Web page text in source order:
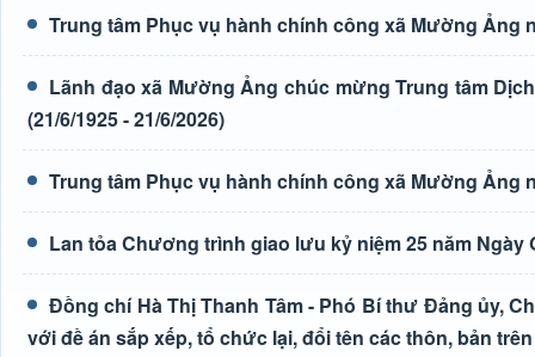
Trung tâm Phục vụ hành chính công xã Mường Ảng
Lãnh đạo xã Mường Ảng chúc mừng Trung tâm
(21/6/1925 - 21/6/2026)
Trung tâm Phục vụ hành chính công xã Mường Ảng
Lan tỏa Chương trình giao lưu kỷ niệm 25 năm Ngày
Đồng chí Hà Thị Thanh Tâm - Phó Bí thư Đảng ủy,
với đề án sắp xếp, tổ chức lại, đổi tên các thôn, bản